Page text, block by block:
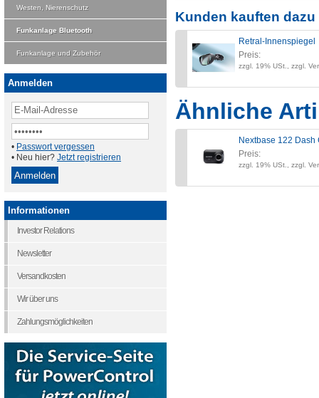
Kunden kauften
Retral-Innenspiegel
Preis:
zzgl. 19% USt., zzgl.
Ähnliche
Nextbase 122 Dash
Preis:
zzgl. 19% USt., zzgl.
Westen, Nierenschutz
Funkanlage Bluetooth
Funkanlage und Zubehör
Anmelden
• Passwort vergessen
• Neu hier? Jetzt registrieren
Informationen
Investor Relations
Newsletter
Versandkosten
Wir über uns
Zahlungsmöglichkeiten